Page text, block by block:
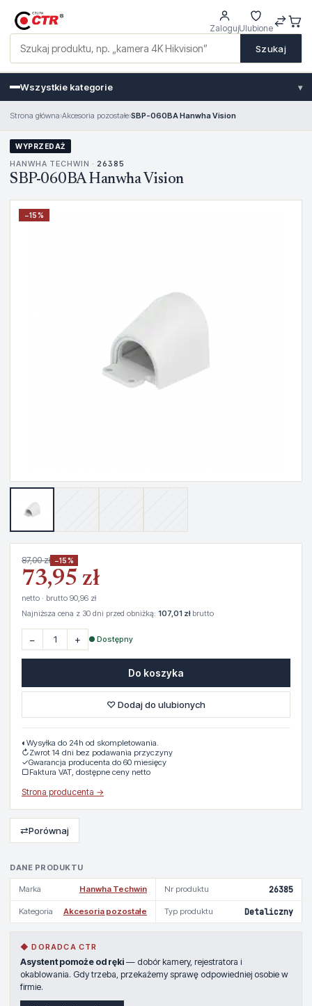
Szukaj
ZalogujUlubione
Wszystkie kategorie ▾
Strona główna›Akcesoria pozostałe›SBP-060BA Hanwha Vision
WYPRZEDAŻ
HANWHA TECHWIN · 26385
SBP-060BA Hanwha Vision
−15%
DANE PRODUKTU
Marka Hanwha Techwin Nr produktu 26385
Kategoria Akcesoria pozostałe Typ produktu Detaliczny
◆ DORADCA CTR
Asystent pomoże od ręki — dobór kamery, rejestratora i
okablowania. Gdy trzeba, przekażemy sprawę odpowiedniej osobie w
firmie.
87,00 zł −15%
73,95 zł
netto · brutto 90,96 zł
Najniższa cena z 30 dni przed obniżką: 107,01 złbrutto
− + ● Dostępny
Do koszyka
♡ Dodaj do ulubionych
◐ Wysyłka do 24h od skompletowania.
↻Zwrot 14 dni bez podawania przyczyny
✓Gwarancja producenta do 60 miesięcy
▢Faktura VAT, dostępne ceny netto
Strona producenta →
⇄Porównaj